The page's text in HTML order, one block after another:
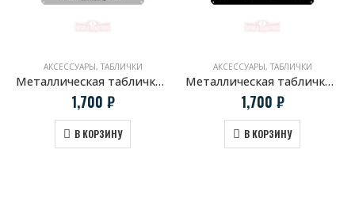
АКСЕССУАРЫ, ТАБЛИЧКИ
Металлическая табличка История логотипа BMW
1,700 ₽
В КОРЗИНУ
АКСЕССУАРЫ, ТАБЛИЧКИ
Металлическая табличка История логотипа Mercedes-Benz
1,700 ₽
В КОРЗИНУ